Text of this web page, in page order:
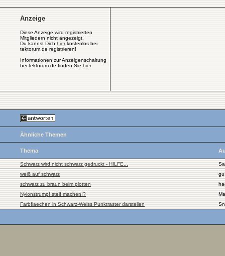
Anzeige
Diese Anzeige wird registrierten
Mitgliedern nicht angezeigt.
Du kannst Dich hierkostenlos bei
tektorum.de registrieren!
Informationen zur Anzeigenschaltung
bei tektorum.de finden Sie hier.
Ähnliche Themen
Thema
Schwarz wird nicht schwarz gedruckt - HILFE...
weiß auf schwarz
schwarz zu braun beim plotten
Nylonstrumpf steif machen!?
Farbflaechen in Schwarz-Weiss Punktraster darstellen